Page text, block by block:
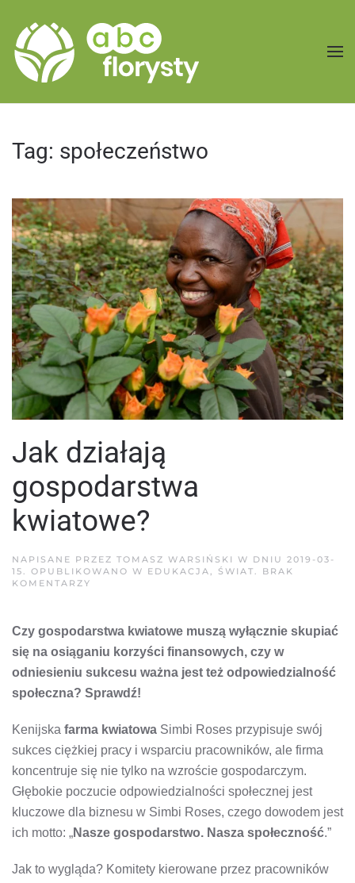
Przejdź do treści głównej
Tag: społeczeństwo
Jak działają
gospodarstwa
kwiatowe?
NAPISANE PRZEZ TOMASZ WARSIŃSKI W DNIU 2019-03-
15. OPUBLIKOWANO W EDUKACJA, ŚWIAT. BRAK
KOMENTARZY
KWIATOWE?
Czy gospodarstwa kwiatowe muszą wyłącznie skupiać
się na osiąganiu korzyści finansowych, czy w
odniesieniu sukcesu ważna jest też odpowiedzialność
społeczna? Sprawdź!
Kenijska farma kwiatowa Simbi Roses przypisuje swój
sukces ciężkiej pracy i wsparciu pracowników, ale firma
koncentruje się nie tylko na wzroście gospodarczym.
Głębokie poczucie odpowiedzialności społecznej jest
kluczowe dla biznesu w Simbi Roses, czego dowodem jest
ich motto: „Nasze gospodarstwo. Nasza społeczność.”
Jak to wygląda? Komitety kierowane przez pracowników